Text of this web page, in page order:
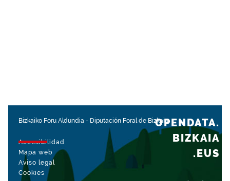
Bizkaiko Foru Aldundia - Diputación Foral de Bizkaia
Accesibilidad
Mapa web
Aviso legal
Cookies
OPENDATA.
BIZKAIA
.EUS